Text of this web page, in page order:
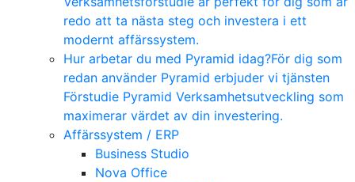
redo att ta nästa steg och investera i ett
modernt affärssystem.
Hur arbetar du med Pyramid idag?För dig som
redan använder Pyramid erbjuder vi tjänsten
Förstudie Pyramid Verksamhetsutveckling som
maximerar värdet av din investering.
Affärssystem / ERP
Business Studio
Nova Office